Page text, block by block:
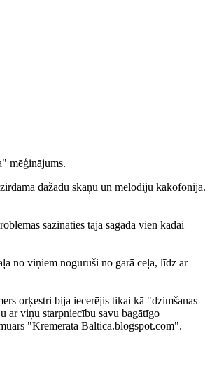
mēģinājums.
dažādu skaņu un melodiju kakofonija.
sazināties tajā sagādā vien kādai
no viņiem noguruši no garā ceļa, līdz ar
orķestri bija iecerējis tikai kā "dzimšanas
ar viņu starpniecību savu bagātīgo
"Kremerata Baltica.blogspot.com".